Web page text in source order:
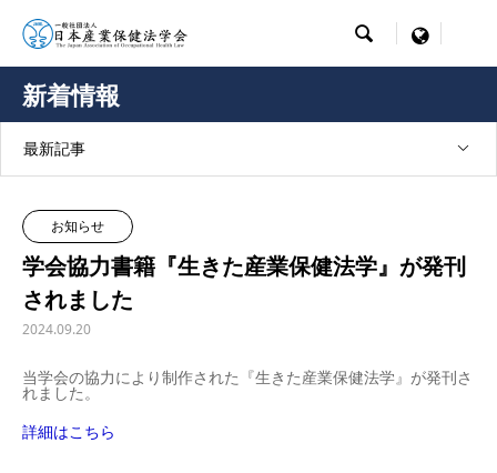

新着情報
最新記事
お知らせ
学会協力書籍『生きた産業保健法学』が発刊
されました
2024.09.20
当学会の協力により制作された『生きた産業保健法学』が発刊さ
れました。
詳細はこちら